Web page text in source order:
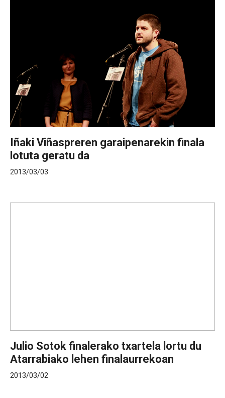
Iñaki Viñaspreren garaipenarekin finala
lotuta geratu da
2013/03/03
Julio Sotok finalerako txartela lortu du
Atarrabiako lehen finalaurrekoan
2013/03/02